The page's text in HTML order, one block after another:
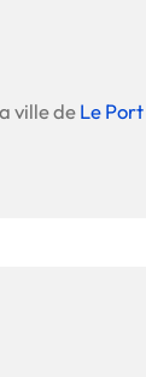
ville deLe Port